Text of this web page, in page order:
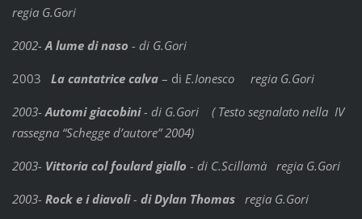
regia G.Gori
2002- A lume di naso - di G.Gori
2003 La cantatrice calva– di E.Ionesco regia G.Gori
2003- Automi giacobini- di G.Gori ( Testo segnalato nella IV
rassegna “Schegge d’autore” 2004)
2003- Vittoria col foulard giallo - di C.Scillamà regia G.Gori
2003- Rock e i diavoli- di Dylan Thomasregia G.Gori